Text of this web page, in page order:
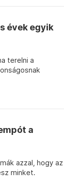
évek egyik
terelni a
a
azzal, hogy az
minket.